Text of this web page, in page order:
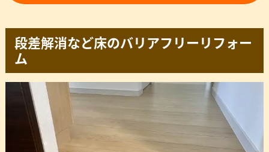
段差解消など床のバリアフリーリフォー
ム